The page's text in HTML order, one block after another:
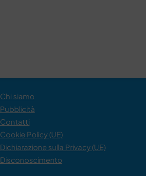
Chi siamo
Pubblicità
Contatti
Cookie Policy (UE)
Dichiarazione sulla Privacy (UE)
Disconoscimento